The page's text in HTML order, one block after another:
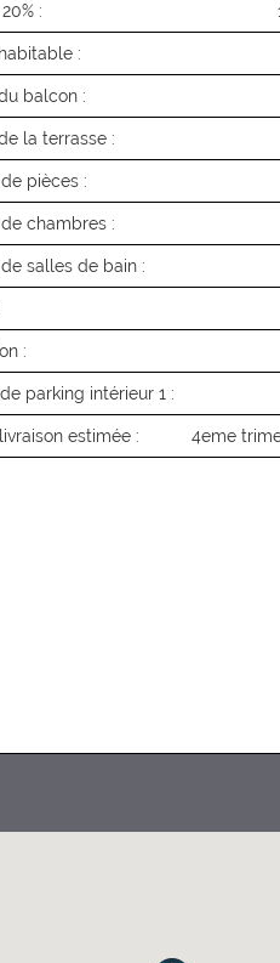
:
:
balcon :
la terrasse :
pièces :
chambres :
salles de bain :
:
parking intérieur 1 :
estimée : 4eme